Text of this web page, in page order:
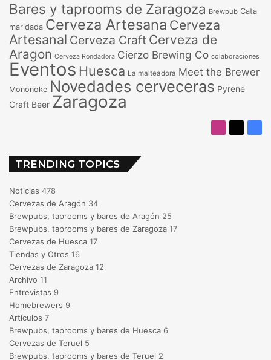
Bares y taprooms de Zaragoza Brewpub Cata
maridada Cerveza Artesana Cerveza
Artesanal Cerveza Craft Cerveza de
Aragon Cerveza Rondadora Cierzo Brewing Co colaboraciones
Eventos Huesca La malteadora Meet the Brewer
Mononoke Novedades cerveceras Pyrene
Craft Beer Zaragoza
TRENDING TOPICS
Noticias 478
Cervezas de Aragón 34
Brewpubs, taprooms y bares de Aragón 25
Brewpubs, taprooms y bares de Zaragoza 17
Cervezas de Huesca 17
Tiendas y Otros 16
Cervezas de Zaragoza 12
Archivo 11
Entrevistas 9
Homebrewers 9
Artículos 7
Brewpubs, taprooms y bares de Huesca 6
Cervezas de Teruel 5
Brewpubs, taprooms y bares de Teruel 2